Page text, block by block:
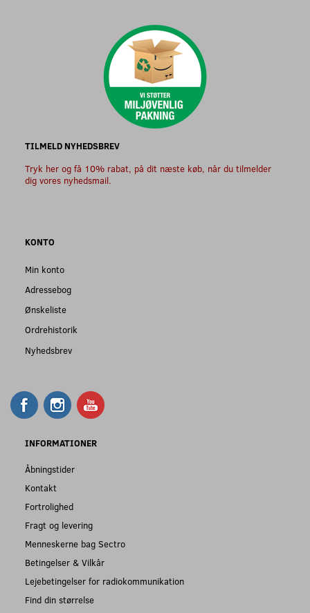
TILMELD NYHEDSBREV
Tryk her og få 10% rabat, på dit næste køb, når du tilmelder
dig vores nyhedsmail.
KONTO
Min konto
Adressebog
Ønskeliste
Ordrehistorik
Nyhedsbrev
INFORMATIONER
Åbningstider
Kontakt
Fortrolighed
Fragt og levering
Menneskerne bag Sectro
Betingelser & Vilkår
Lejebetingelser for radiokommunikation
Find din størrelse